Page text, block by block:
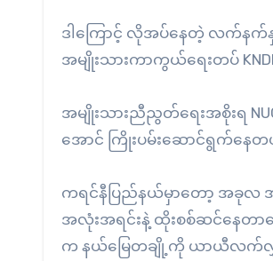
ဒါကြောင့် လိုအပ်နေတဲ့ လက်န
အမျိုးသားကာကွယ်ရေးတပ်
အမျိုးသားညီညွတ်ရေးအစိုးရ
အောင် ကြိုးပမ်းဆောင်ရွက်န
ကရင်နီပြည်နယ်မှာတော့ အခုလ
အလုံးအရင်းနဲ့ ထိုးစစ်ဆင်နေတာ
က နယ်မြေတချို့ကို ယာယီလက်လွှ